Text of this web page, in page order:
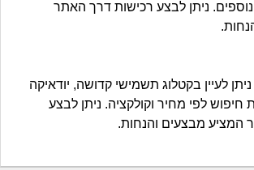
נוספים. ניתן לבצע רכישות דרך האתר
לעיין בקטלוג תשמישי קדושה, יודאיקה
חיפוש לפי מחיר וקולקציה. ניתן לבצע
המציע מבצעים והנחות.